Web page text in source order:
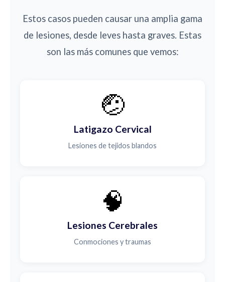
Estos casos pueden causar una amplia gama
de lesiones, desde leves hasta graves. Estas
son las más comunes que vemos:
🤕
Latigazo Cervical
Lesiones de tejidos blandos
🧠
Lesiones Cerebrales
Conmociones y traumas